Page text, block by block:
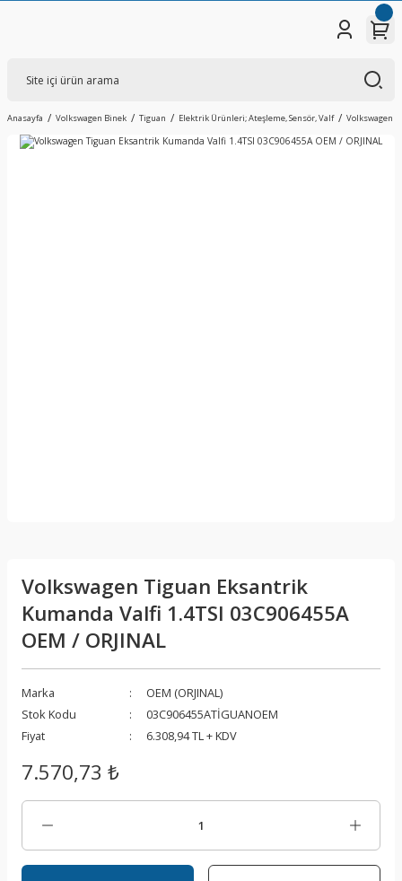
Anasayfa Volkswagen Binek Tiguan Elektrik Ürünleri; Ateşleme, Sensör, Valf Volkswagen
Volkswagen Tiguan Eksantrik
Kumanda Valfi 1.4TSI 03C906455A
OEM / ORJINAL
Marka
OEM (ORJINAL)
Stok Kodu
03C906455ATİGUANOEM
Fiyat
6.308,94 TL + KDV
7.570,73 ₺